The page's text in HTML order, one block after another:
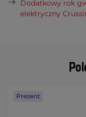
Prezent
Dodatkowy rok
elektryczny